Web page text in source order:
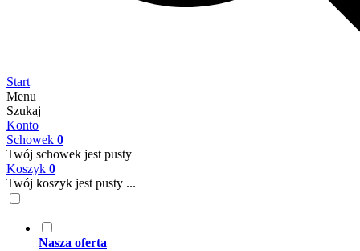
Start
Menu
Szukaj
Konto
Schowek 0
Twój schowek jest pusty
Koszyk 0
Twój koszyk jest pusty ...
Nasza oferta